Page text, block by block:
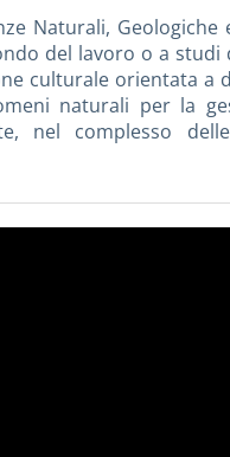
Naturali,
del lavoro o a studi
culturale orientata a
naturali per la
nel complesso